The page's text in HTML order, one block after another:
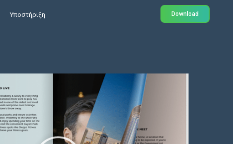
Υποστήριξη Download